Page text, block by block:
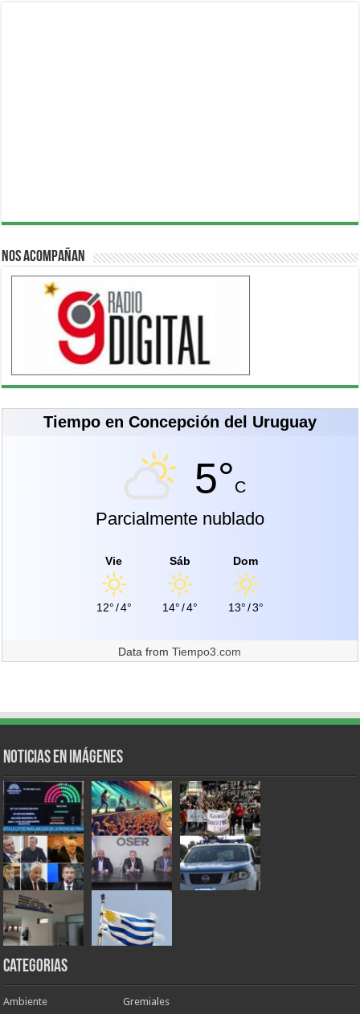
Nos acompañan
Tiempo en Concepción del Uruguay
5°C
Parcialmente nublado
Vie
12°/4°
Sáb
14°/4°
Dom
13°/3°
Data fromTiempo3.com
Noticias en Imágenes
Categorias
Ambiente Gremiales